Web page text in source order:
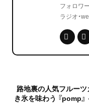
フォロワ
ラジオ・
路地裏の人気フルー
き氷を味わう 『pomp